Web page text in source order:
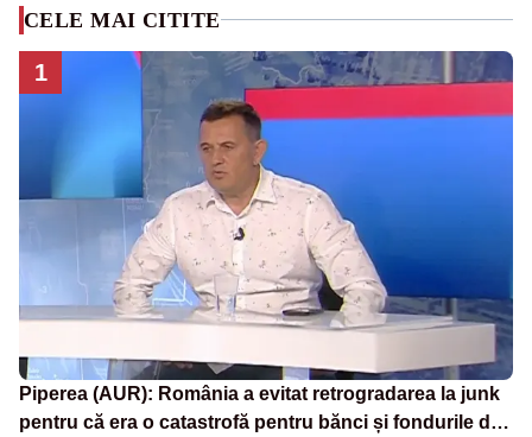
CELE MAI CITITE
1
Piperea (AUR): România a evitat retrogradarea la junk
pentru că era o catastrofă pentru bănci și fondurile de